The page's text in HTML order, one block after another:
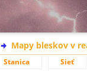
Mapy bleskov v
Stanica Sieť